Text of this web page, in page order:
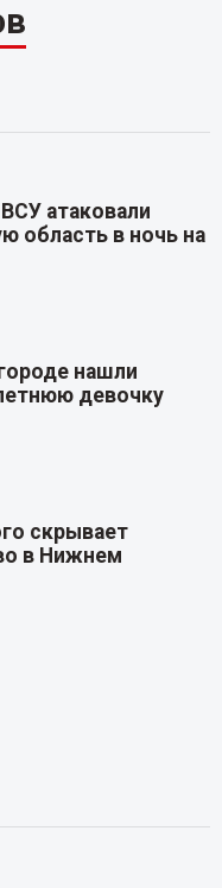
атаковали
область в ночь на
нашли
девочку
скрывает
в Нижнем